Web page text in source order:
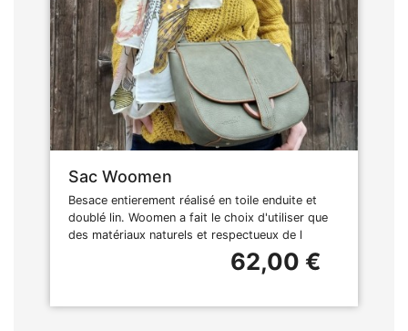
Sac Woomen
Besace entierement réalisé en toile enduite et
doublé lin. Woomen a fait le choix d'utiliser que
des matériaux naturels et respectueux de l
62,00 €